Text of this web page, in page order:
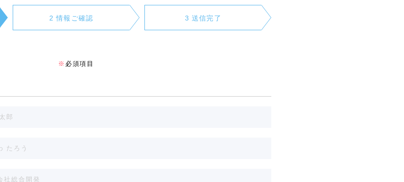
2 情報ご確認 3 送信完了
※ 必須項目